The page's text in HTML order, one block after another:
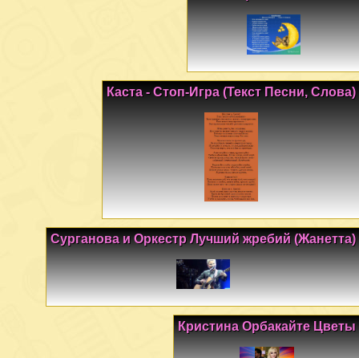
Каста - Стоп-Игра (Текст Песни, Слова)
Сурганова и Оркестр Лучший жребий (Жанетта)
Кристина Орбакайте Цветы